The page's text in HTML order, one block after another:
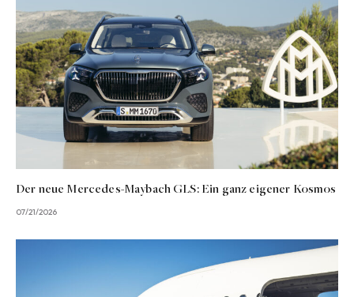
Der neue Mercedes-Maybach GLS: Ein ganz eigener Kosmos
07/21/2026